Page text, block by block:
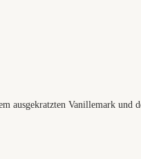
Vanillemark und